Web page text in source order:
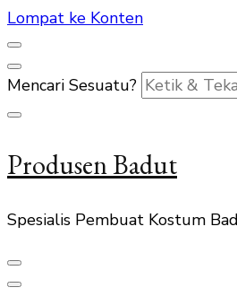
Lompat ke Konten
Mencari Sesuatu?
Produsen Badut
Spesialis Pembuat Kostum